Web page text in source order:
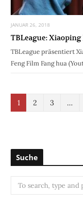
JANUAR 26, 2018
TBLeague: Xiaoping
TBLeague präsentiert
Feng Film Fang hua
1 2 3 …
Suche
e